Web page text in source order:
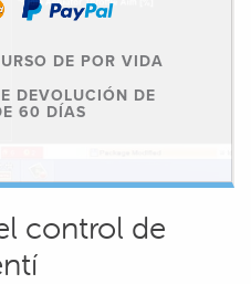
DE POR VIDA
DEVOLUCIÓN DE
60 DÍAS
control de